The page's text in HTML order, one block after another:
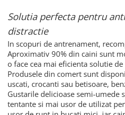
Solutia perfecta pentru
distractie
In scopuri de antrenament,
Aproximativ 90% din caini sunt
o face cea mai eficienta solutie
Produsele din comert sunt
uscati, crocanti sau betisoare,
Gustarile delicioase semi-umede
tentante si mai usor de utilizat